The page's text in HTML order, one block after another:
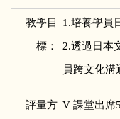
教學目
標：
1.培養學員
2.透過日本
員跨文化溝
評量方 V 課堂出席